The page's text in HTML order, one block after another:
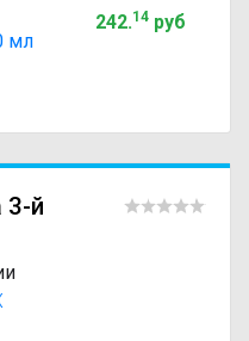
мл
242.14руб
3-й